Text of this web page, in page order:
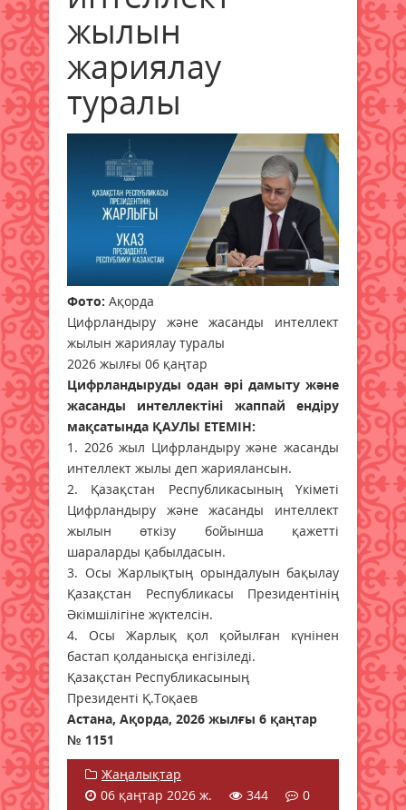
жылын
жариялау
туралы
Фото: Ақорда
Цифрландыру және жасанды интеллект
жылын жариялау туралы
2026 жылғы 06 қаңтар
Цифрландыруды одан әрі дамыту және
жасанды интеллектіні жаппай ендіру
мақсатында ҚАУЛЫ ЕТЕМІН:
1. 2026 жыл Цифрландыру және жасанды
интеллект жылы деп жариялансын.
2. Қазақстан Республикасының Үкіметі
Цифрландыру және жасанды интеллект
жылын өткізу бойынша қажетті
шараларды қабылдасын.
3. Осы Жарлықтың орындалуын бақылау
Қазақстан Республикасы Президентінің
Әкімшілігіне жүктелсін.
4. Осы Жарлық қол қойылған күнінен
бастап қолданысқа енгізіледі.
Қазақстан Республикасының
Президенті Қ.Тоқаев
Астана, Ақорда, 2026 жылғы 6 қаңтар
№ 1151
Жаңалықтар
06 қаңтар 2026 ж.
344 0